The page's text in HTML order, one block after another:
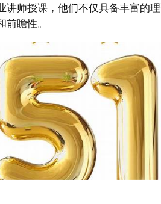
师授课，他们不仅具备丰富的
瞻性。